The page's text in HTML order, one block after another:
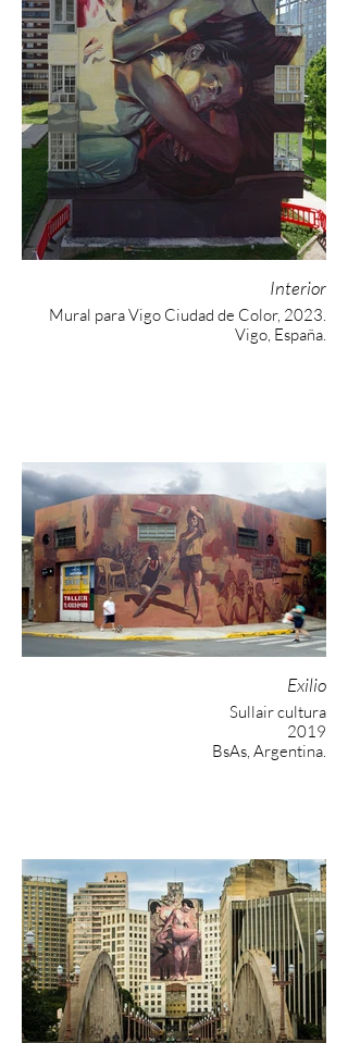
Interior
Mural para Vigo Ciudad de Color, 2023.
Vigo, España.
Exilio
Sullair cultura
2019
BsAs, Argentina.